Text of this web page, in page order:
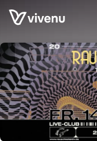
Skip header